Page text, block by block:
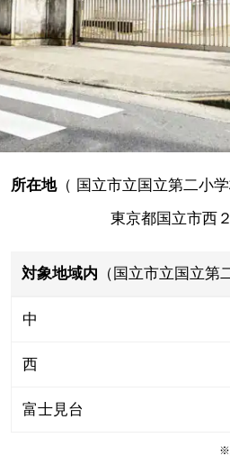
所在地（ 国立市立国立第二小
東京都国立市西
対象地域内 （国立市立国立第
中
西
富士見台
※